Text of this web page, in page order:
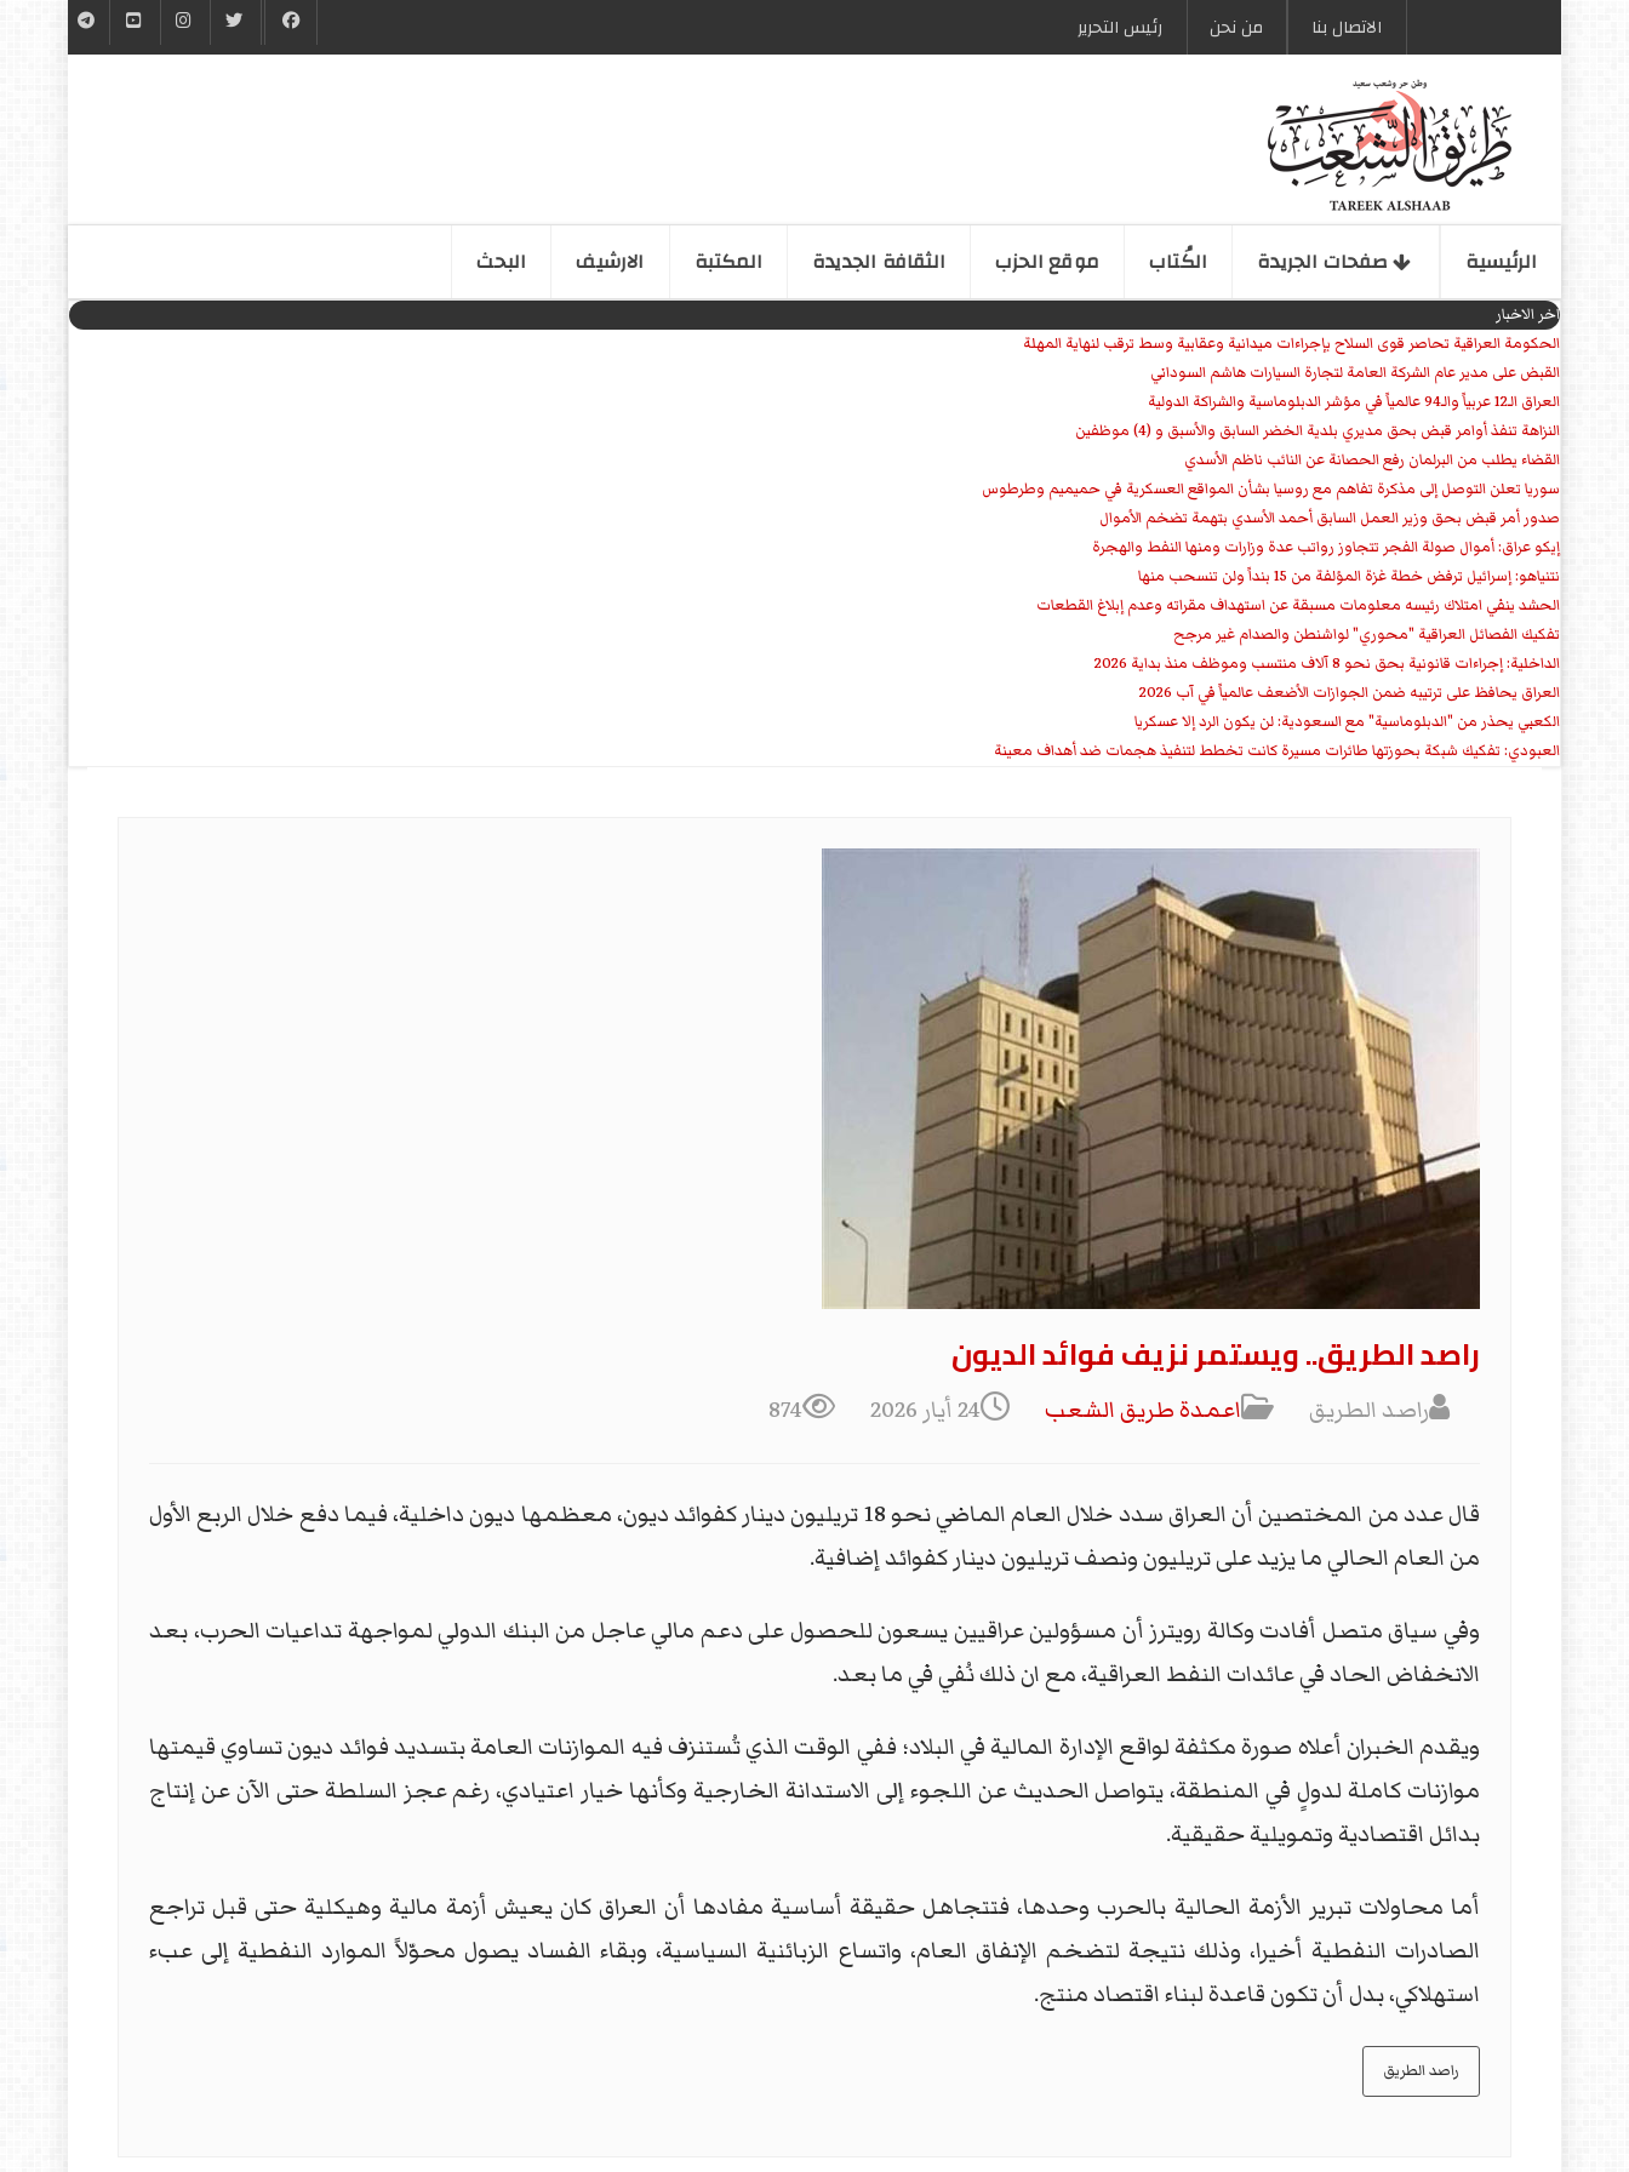
الاتصال بنا من نحن رئیس التحریر
الرئیسیة صفحات الجریدة الكُتاب موقع الحزب الثقافة الجدیدة المكتبة الارشیف البحث
اخر الاخبار
الحكومة العراقية تحاصر قوى السلاح بإجراءات ميدانية وعقابية وسط ترقب لنهاية المهلة
القبض على مدير عام الشركة العامة لتجارة السيارات هاشم السوداني
العراق الـ12 عربياً والـ94 عالمياً في مؤشر الدبلوماسية والشراكة الدولية
النزاهة تنفذ أوامر قبض بحق مديري بلدية الخضر السابق والأسبق و (4) موظفين
القضاء يطلب من البرلمان رفع الحصانة عن النائب ناظم الأسدي
سوريا تعلن التوصل إلى مذكرة تفاهم مع روسيا بشأن المواقع العسكرية في حميميم وطرطوس
صدور أمر قبض بحق وزير العمل السابق أحمد الأسدي بتهمة تضخم الأموال
إيكو عراق: أموال صولة الفجر تتجاوز رواتب عدة وزارات ومنها النفط والهجرة
نتنياهو: إسرائيل ترفض خطة غزة المؤلفة من 15 بنداً ولن تنسحب منها
الحشد ينفي امتلاك رئيسه معلومات مسبقة عن استهداف مقراته وعدم إبلاغ القطعات
تفكيك الفصائل العراقية "محوري" لواشنطن والصدام غير مرجح
الداخلية: إجراءات قانونية بحق نحو 8 آلاف منتسب وموظف منذ بداية 2026
العراق يحافظ على ترتيبه ضمن الجوازات الأضعف عالمياً في آب 2026
الكعبي يحذر من "الدبلوماسية" مع السعودية: لن يكون الرد إلا عسكريا
العبودي: تفكيك شبكة بحوزتها طائرات مسيرة كانت تخطط لتنفيذ هجمات ضد أهداف معينة
راصد الطريق.. ويستمر نزيف فوائد الديون
راصد الطريق اعمدة طريق الشعب 24 أيار 2026 874
قال عدد من المختصين أن العراق سدد خلال العام الماضي نحو 18 تريليون دينار كفوائد ديون، معظمها ديون داخلية، فيما دفع خلال الربع الأول
من العام الحالي ما يزيد على تريليون ونصف تريليون دينار كفوائد إضافية.
وفي سياق متصل أفادت وكالة رويترز أن مسؤولين عراقيين يسعون للحصول على دعم مالي عاجل من البنك الدولي لمواجهة تداعيات الحرب، بعد
الانخفاض الحاد في عائدات النفط العراقية، مع ان ذلك نُفي في ما بعد.
ويقدم الخبران أعلاه صورة مكثفة لواقع الإدارة المالية في البلاد؛ ففي الوقت الذي تُستنزف فيه الموازنات العامة بتسديد فوائد ديون تساوي قيمتها
موازنات كاملة لدولٍ في المنطقة، يتواصل الحديث عن اللجوء إلى الاستدانة الخارجية وكأنها خيار اعتيادي، رغم عجز السلطة حتى الآن عن إنتاج
بدائل اقتصادية وتمويلية حقيقية.
أما محاولات تبرير الأزمة الحالية بالحرب وحدها، فتتجاهل حقيقة أساسية مفادها أن العراق كان يعيش أزمة مالية وهيكلية حتى قبل تراجع
الصادرات النفطية أخيرا، وذلك نتيجة لتضخم الإنفاق العام، واتساع الزبائنية السياسية، وبقاء الفساد يصول محوّلاً الموارد النفطية إلى عبء
استهلاكي، بدل أن تكون قاعدة لبناء اقتصاد منتج.
راصد الطريق